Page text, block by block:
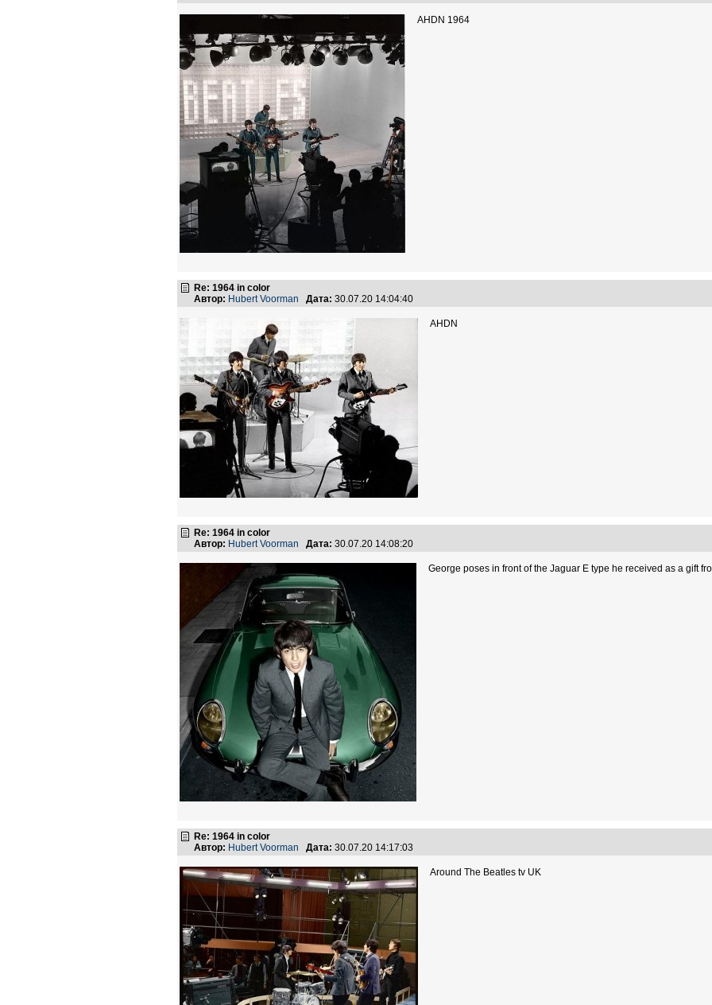
AHDN 1964
Re: 1964 in color
Автор: Hubert Voorman Дата: 30.07.20 14:04:40
AHDN
Re: 1964 in color
Автор: Hubert Voorman Дата: 30.07.20 14:08:20
George poses in front of the Jaguar E type he received as a gift
Re: 1964 in color
Автор: Hubert Voorman Дата: 30.07.20 14:17:03
Around The Beatles tv UK